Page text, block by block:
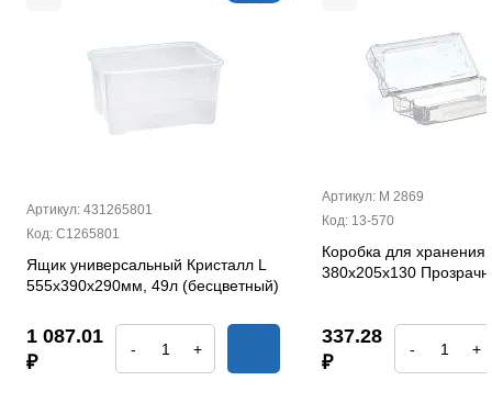
Артикул: 431265801
Код: С1265801
Ящик универсальный Кристалл L
555х390х290мм, 49л (бесцветный)
1 087.01
₽
- +
Артикул: М 2869
Код: 13-570
Коробка для хранения
380х205х130
337.28
₽
- +